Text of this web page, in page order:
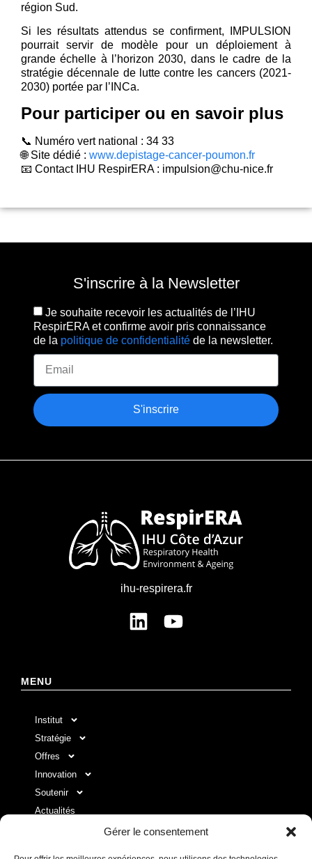
Gérer le consentement
région Sud.
Si les résultats attendus se confirment, IMPULSION
pourrait servir de modèle pour un déploiement à
grande échelle à l’horizon 2030, dans le cadre de la
stratégie décennale de lutte contre les cancers (2021-
2030) portée par l’INCa.
Pour participer ou en savoir plus
📞 Numéro vert national : 34 33
🌐 Site dédié : www.depistage-cancer-poumon.fr
📧 Contact IHU RespirERA : impulsion@chu-nice.fr
S'inscrire à la Newsletter
Je souhaite recevoir les actualités de l’IHU
RespirERA et confirme avoir pris connaissance
de la politique de confidentialité de la newsletter.
S'inscrire
MENU
Institut
Stratégie
Offres
Innovation
Soutenir
Actualités
ihu-respirera.fr